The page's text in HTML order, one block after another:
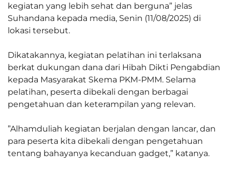
kegiatan yang lebih sehat dan berguna” jelas
Suhandana kepada media, Senin (11/08/2025) di
lokasi tersebut.
‎Dikatakannya, kegiatan pelatihan ini terlaksana
berkat dukungan dana dari Hibah Dikti Pengabdian
kepada Masyarakat Skema PKM-PMM. Selama
pelatihan, peserta dibekali dengan berbagai
pengetahuan dan keterampilan yang relevan.
‎”Alhamduliah kegiatan berjalan dengan lancar, dan
para peserta kita dibekali dengan pengetahuan
tentang bahayanya kecanduan gadget,” katanya.